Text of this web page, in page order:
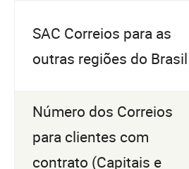
SAC Correios para as
outras regiões do Brasil
Número dos Correios
para clientes com
contrato (Capitais e